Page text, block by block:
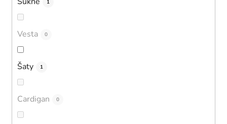
1
Vesta 0
Šaty 1
Cardigan 0